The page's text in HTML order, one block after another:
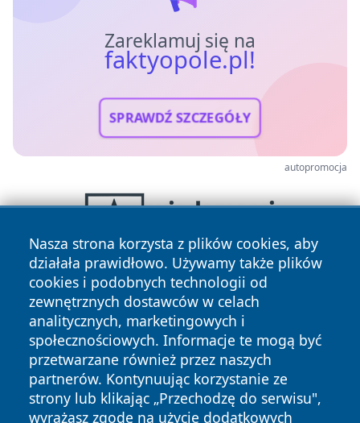
Zareklamuj się na
faktyopole.pl!
SPRAWDŹ SZCZEGÓŁY
autopromocja
Nasza strona korzysta z plików cookies, aby
działała prawidłowo. Używamy także plików
cookies i podobnych technologii od
zewnętrznych dostawców w celach
analitycznych, marketingowych i
społecznościowych. Informacje te mogą być
przetwarzane również przez naszych
partnerów. Kontynuując korzystanie ze
strony lub klikając „Przechodzę do serwisu",
wyrażasz zgodę na użycie dodatkowych
Copyright © 2026 faktyopole.pl Wszystkie prawa zastrzeżone.